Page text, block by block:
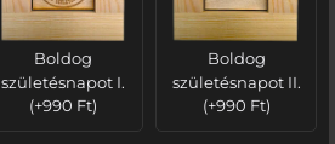
Boldog
születésnapot I.
(+990 Ft)
Boldog
születésnapot II.
(+990 Ft)